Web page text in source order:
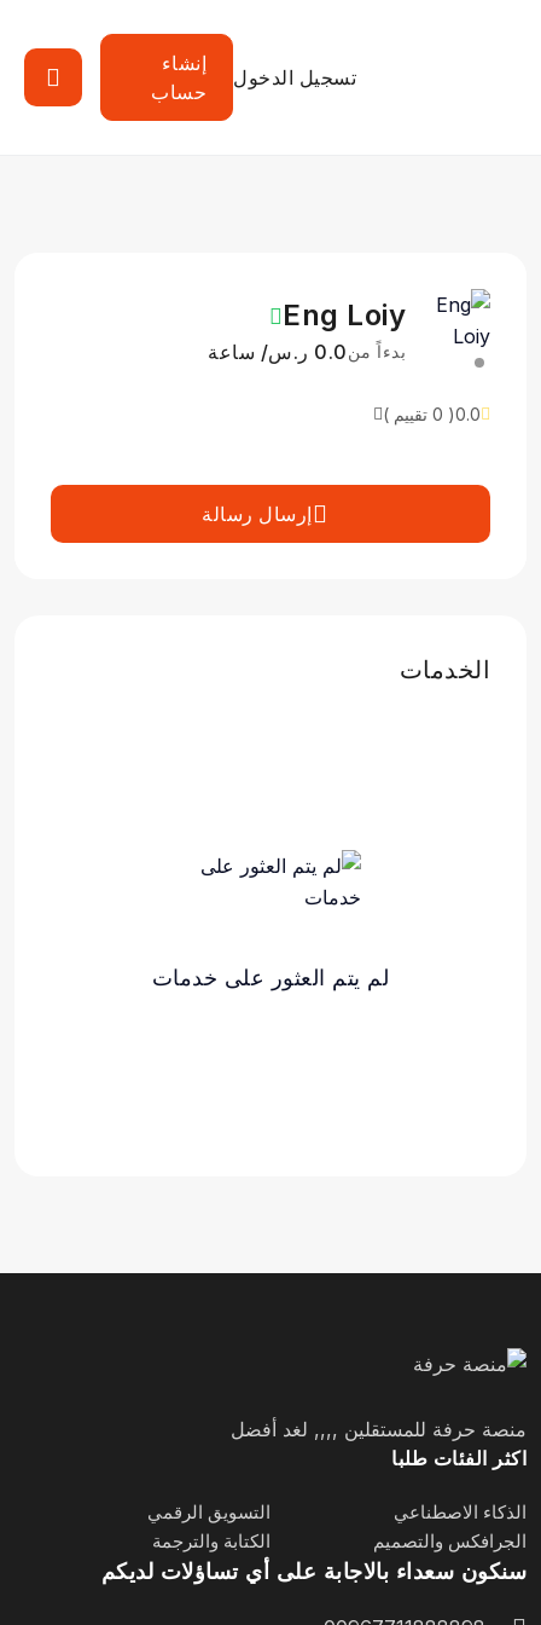
تسجيل الدخول
إنشاء
حساب
Eng Loiy
بدءاً من0.0 ر.س/ ساعة
0.0( 0 تقييم )
إرسال رسالة
الخدمات
لم يتم العثور على خدمات
منصة حرفة للمستقلين ,,,, لغد أفضل
اكثر الفئات طلبا
الذكاء الاصطناعي
التسويق الرقمي
الجرافكس والتصميم
الكتابة والترجمة
سنكون سعداء بالاجابة على أي تساؤلات لديكم